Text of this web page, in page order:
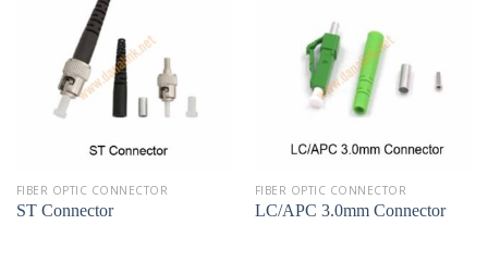
FIBER OPTIC CONNECTOR
ST Connector
FIBER OPTIC CONNECTOR
LC/APC 3.0mm Connector